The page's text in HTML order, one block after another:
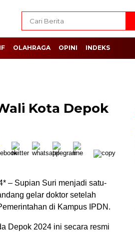
OLAHRAGA OPINI INDEKS
Kota Depok
– Supian Suri menjadi satu-
gelar doktor setelah
di Kampus IPDN.
Depok 2024 ini secara resmi